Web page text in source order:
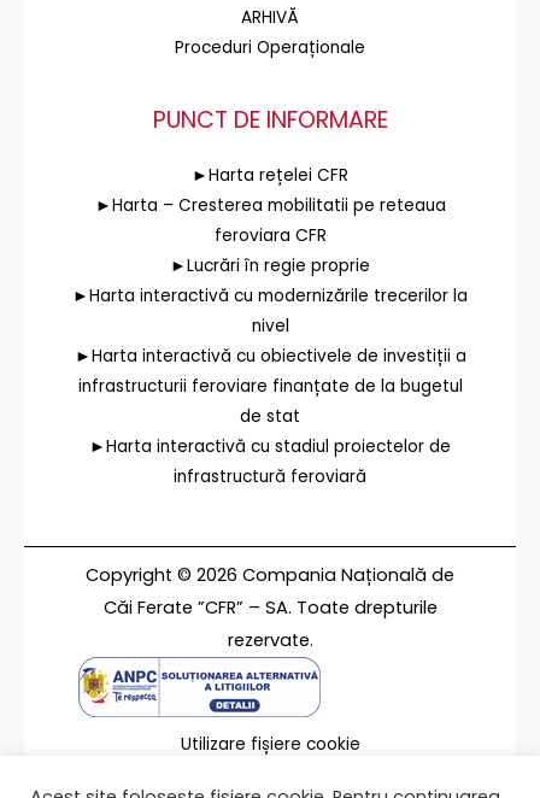
ARHIVĂ
Proceduri Operaționale
PUNCT DE INFORMARE
►Harta rețelei CFR
►Harta – Cresterea mobilitatii pe reteaua
feroviara CFR
►Lucrări în regie proprie
►Harta interactivă cu modernizările trecerilor la
nivel
►Harta interactivă cu obiectivele de investiții a
infrastructurii feroviare finanțate de la bugetul
de stat
►Harta interactivă cu stadiul proiectelor de
infrastructură feroviară
Copyright © 2026 Compania Națională de
Căi Ferate ”CFR” – SA. Toate drepturile
rezervate.
Utilizare fișiere cookie